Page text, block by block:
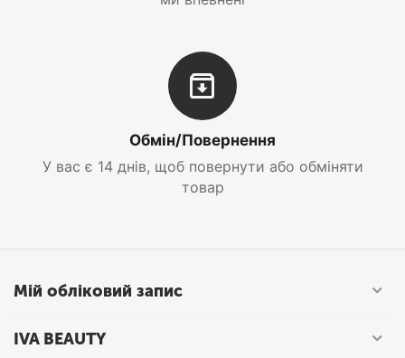
Обмін/Повернення
У вас є 14 днів, щоб повернути або обміняти
товар
Мій обліковий запис
IVA BEAUTY